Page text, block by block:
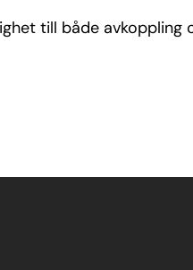
till både avkoppling